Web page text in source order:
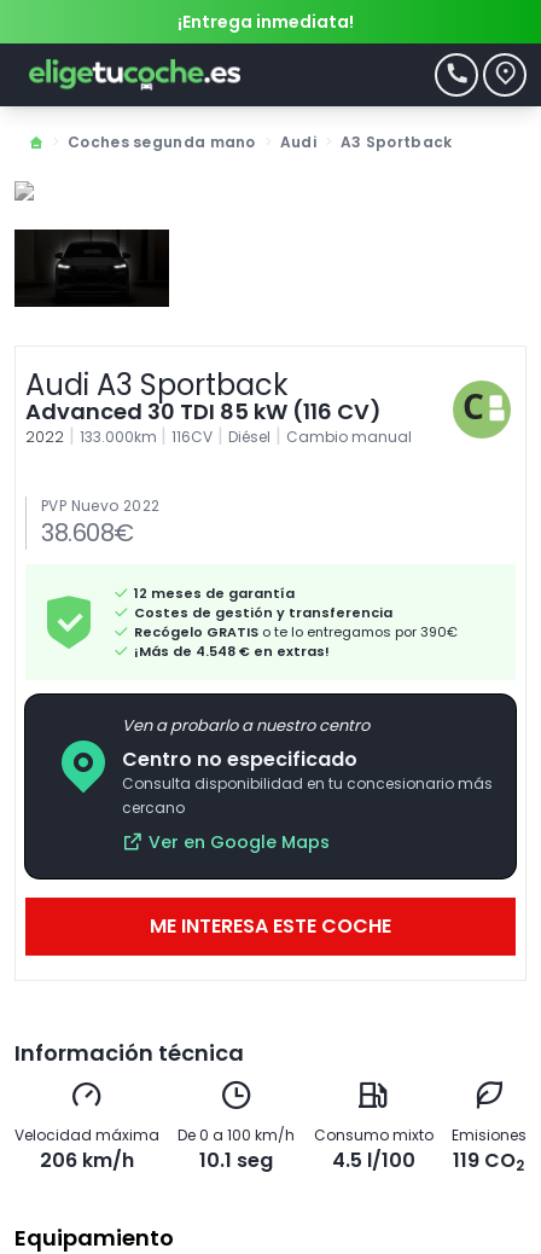
¡Entrega inmediata!
Coches segunda mano Audi A3 Sportback
Audi A3 Sportback
Advanced 30 TDI 85 kW (116 CV)
2022 | 133.000km | 116CV | Diésel | Cambio manual
PVP Nuevo 2022
38.608€
12 meses de garantía
Costes de gestión y transferencia
Recógelo GRATIS o te lo entregamos por 390€
¡Más de 4.548 € en extras!
Ven a probarlo a nuestro centro
Centro no especificado
Consulta disponibilidad en tu concesionario más
cercano
Ver en Google Maps
ME INTERESA ESTE COCHE
Información técnica
Velocidad máxima
206 km/h
De 0 a 100 km/h
10.1 seg
Consumo mixto
4.5 l/100
Emisiones
119 CO2
Equipamiento